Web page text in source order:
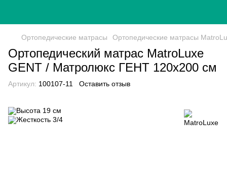
Ортопедические матрасы Ортопедические матрасы
Ортопедический матрас MatroLuxe
GENT / Матролюкс ГЕНТ 120x200 см
Артикул: 100107-11 Оставить отзыв